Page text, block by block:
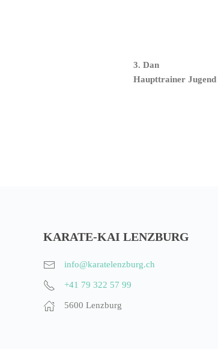
3. Dan
Haupttrainer Jugend
KARATE-KAI LENZBURG
info@karatelenzburg.ch
+41 79 322 57 99
5600 Lenzburg